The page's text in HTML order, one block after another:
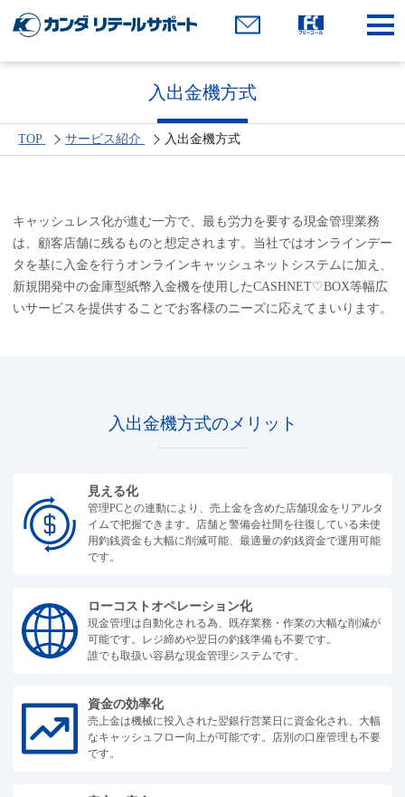
入出金機方式
TOP サービス紹介 入出金機方式
キャッシュレス化が進む一方で、最も労力を要する現金管理業務
は、顧客店舗に残るものと想定されます。当社ではオンラインデー
タを基に入金を行うオンラインキャッシュネットシステムに加え、
新規開発中の金庫型紙幣入金機を使用したCASHNET♡BOX等幅広
いサービスを提供することでお客様のニーズに応えてまいります。
入出金機方式のメリット
見える化
管理PCとの連動により、売上金を含めた店舗現金をリアルタ
イムで把握できます。店舗と警備会社間を往復している未使
用釣銭資金も大幅に削減可能、最適量の釣銭資金で運用可能
です。
ローコストオペレーション化
現金管理は自動化される為、既存業務・作業の大幅な削減が
可能です。レジ締めや翌日の釣銭準備も不要です。
誰でも取扱い容易な現金管理システムです。
資金の効率化
売上金は機械に投入された翌銀行営業日に資金化され、大幅
なキャッシュフロー向上が可能です。店別の口座管理も不要
です。